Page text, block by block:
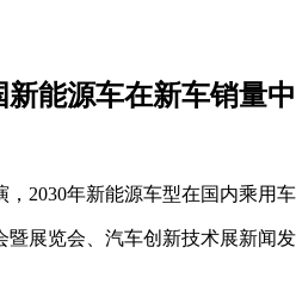
能源车在新车销量
2030年新能源车型在国内乘用
展览会、汽车创新技术展新闻